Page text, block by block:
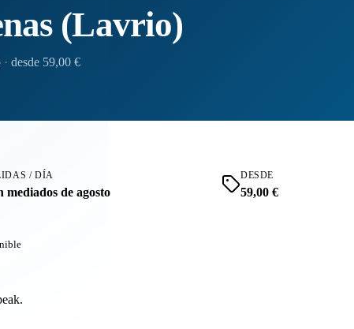
(Lavrio)
· desde 59,00 €
/ DÍA
mediados de agosto
DESDE
59,00 €